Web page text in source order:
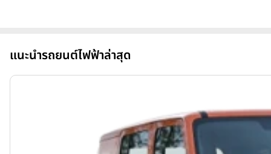
แนะนำรถยนต์ไฟฟ้าล่าสุด